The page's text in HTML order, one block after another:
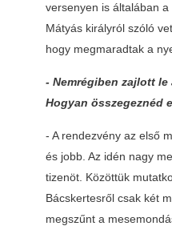
versenyen is általában
Mátyás királyról szóló
hogy megmaradtak a
- Nemrégiben zajlott
Hogyan összegeznéd
- A rendezvény az első
és jobb. Az idén nagy
tizenöt. Közöttük
Bácskertesről csak két
megszűnt a